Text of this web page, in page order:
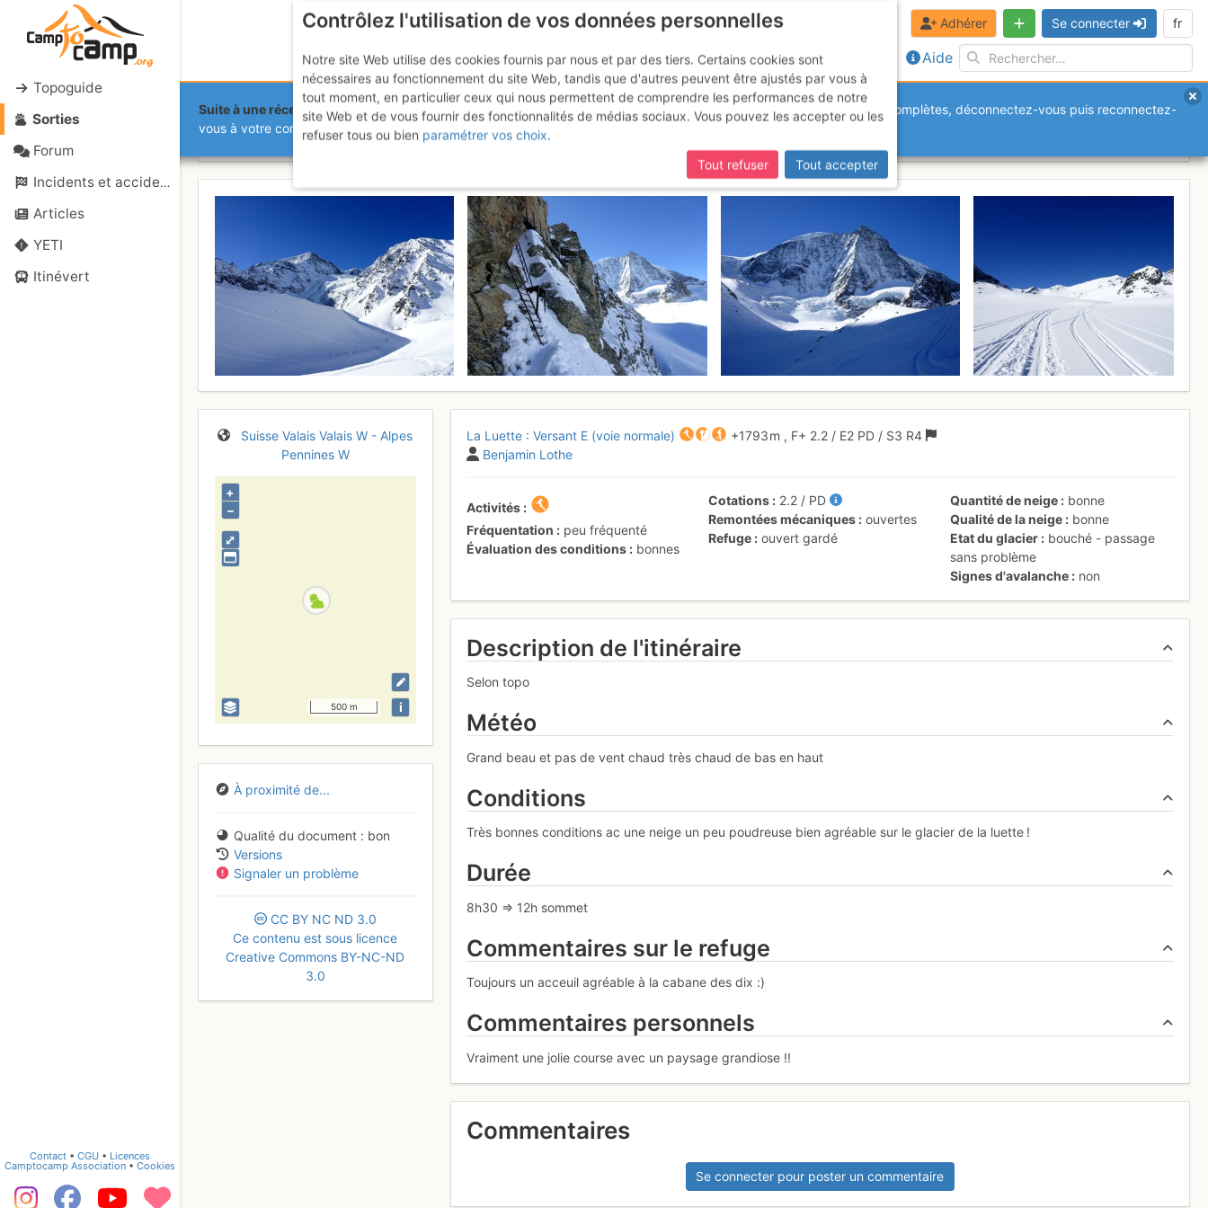
Topoguide
Sorties
Forum
Incidents et accidents
Articles
YETI
Itinévert
Contact • CGU • Licences
Camptocamp Association • Cookies
Aide
Adhérer Se connecter fr
Suite à une récente et importante mise à jour du site,si certaines pages ne sont plus accessibles, manquantes ou incomplètes, déconnectez-vous puis reconnectez-
vous à votre compte sur le site.
La Luette : Voie Normale
Suisse Valais Valais W - Alpes
Pennines W
⤢
+
–
500 m i
À proximité de...
Qualité du document
bon
Versions
Signaler un problème
CC BY NC ND 3.0
Ce contenu est sous licence
Creative Commons BY-NC-ND
3.0
La Luette : Versant E (voie normale) +1793 m , F+ 2.2 / E2 PD / S3 R4
Benjamin Lothe
Activités
Fréquentation
peu fréquenté
Évaluation des conditions
bonnes
Cotations 2.2 / PD
Remontées mécaniques
ouvertes
Refuge
ouvert gardé
Quantité de neige
bonne
Qualité de la neige
bonne
Etat du glacier
bouché - passage
sans problème
Signes d'avalanche
non
Description de l'itinéraire
Selon topo
Météo
Grand beau et pas de vent chaud très chaud de bas en haut
Conditions
Très bonnes conditions ac une neige un peu poudreuse bien agréable sur le glacier de la luette !
Durée
8h30 => 12h sommet
Commentaires sur le refuge
Toujours un acceuil agréable à la cabane des dix :)
Commentaires personnels
Vraiment une jolie course avec un paysage grandiose !!
Commentaires
Se connecter pour poster un commentaire
Contrôlez l'utilisation de vos données personnelles
Notre site Web utilise des cookies fournis par nous et par des tiers. Certains cookies sont
nécessaires au fonctionnement du site Web, tandis que d'autres peuvent être ajustés par vous à
tout moment, en particulier ceux qui nous permettent de comprendre les performances de notre
site Web et de vous fournir des fonctionnalités de médias sociaux. Vous pouvez les accepter ou les
refuser tous ou bien paramétrer vos choix.
Tout refuser
Tout accepter